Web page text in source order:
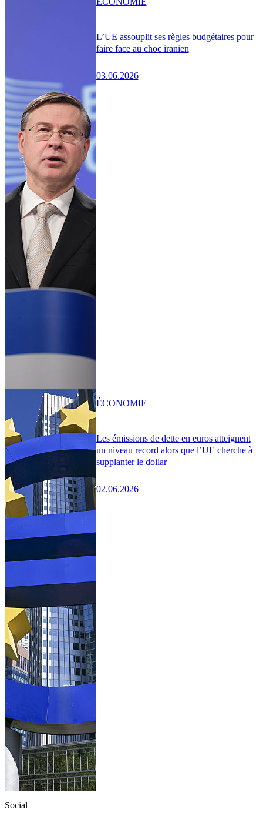
L’UE assouplit ses règles budgétaires pour
faire face au choc iranien
03.06.2026
Les émissions de dette en euros atteignent
un niveau record alors que l’UE cherche à
supplanter le dollar
02.06.2026
ÉCONOMIE
Social